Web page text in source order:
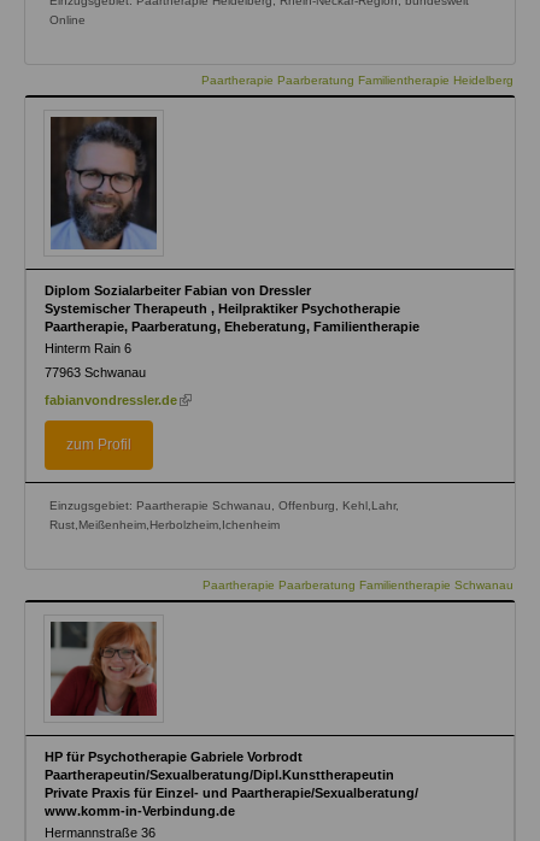
Online
Paartherapie Paarberatung Familientherapie Heidelberg
Diplom Sozialarbeiter Fabian von Dressler
Systemischer Therapeuth , Heilpraktiker Psychotherapie
Paartherapie, Paarberatung, Eheberatung, Familientherapie
Hinterm Rain 6
77963 Schwanau
fabianvondressler.de (link
zum Profil
Einzugsgebiet: Paartherapie Schwanau, Offenburg, Kehl,Lahr,
Rust,Meißenheim,Herbolzheim,Ichenheim
Paartherapie Paarberatung Familientherapie Schwanau
HP für Psychotherapie Gabriele Vorbrodt
Paartherapeutin/Sexualberatung/Dipl.Kunsttherapeutin
Private Praxis für Einzel- und Paartherapie/Sexualberatung/
www.komm-in-Verbindung.de
Hermannstraße 36